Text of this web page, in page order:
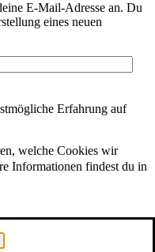
E-Mail-Adresse an. Du
eines neuen
Erfahrung auf
welche Cookies wir
Informationen findest du in